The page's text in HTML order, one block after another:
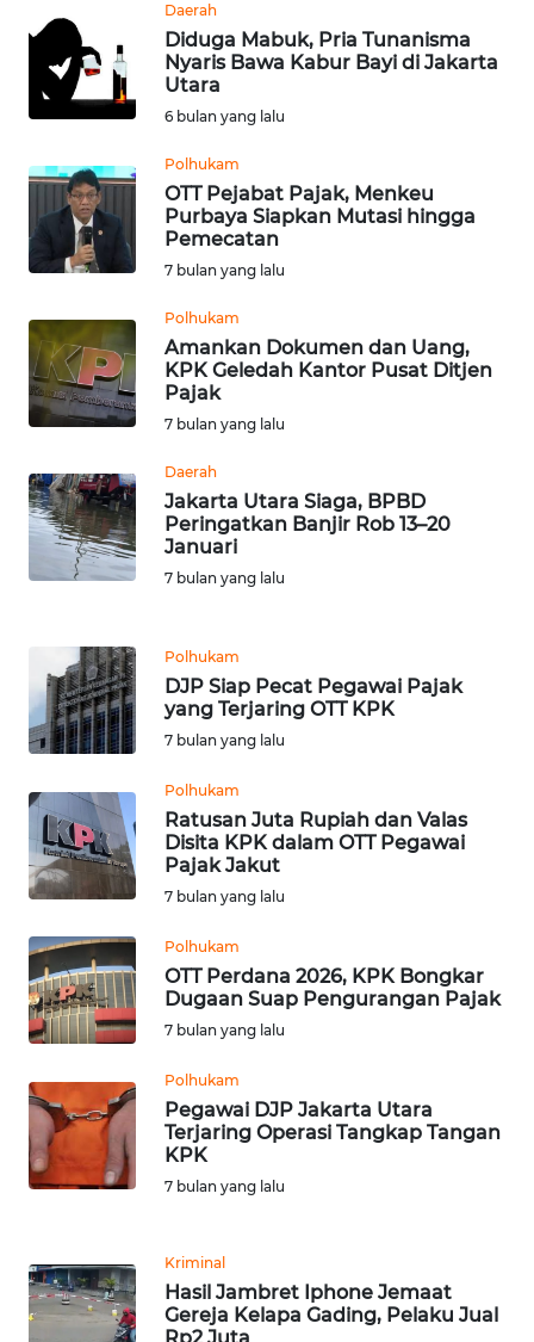
Daerah
Diduga Mabuk, Pria Tunanisma
Nyaris Bawa Kabur Bayi di Jakarta
Utara
6 bulan yang lalu
Polhukam
OTT Pejabat Pajak, Menkeu
Purbaya Siapkan Mutasi hingga
Pemecatan
7 bulan yang lalu
Polhukam
Amankan Dokumen dan Uang,
KPK Geledah Kantor Pusat Ditjen
Pajak
7 bulan yang lalu
Daerah
Jakarta Utara Siaga, BPBD
Peringatkan Banjir Rob 13–20
Januari
7 bulan yang lalu
Polhukam
DJP Siap Pecat Pegawai Pajak
yang Terjaring OTT KPK
7 bulan yang lalu
Polhukam
Ratusan Juta Rupiah dan Valas
Disita KPK dalam OTT Pegawai
Pajak Jakut
7 bulan yang lalu
Polhukam
OTT Perdana 2026, KPK Bongkar
Dugaan Suap Pengurangan Pajak
7 bulan yang lalu
Polhukam
Pegawai DJP Jakarta Utara
Terjaring Operasi Tangkap Tangan
KPK
7 bulan yang lalu
Kriminal
Hasil Jambret Iphone Jemaat
Gereja Kelapa Gading, Pelaku Jual
WN
NTB
WN
SULTENG
WN
SULBAR
WN
BABEL
WN
WN
SUMSEL
WN
LAMPUNG
JATENG
WN
NUSANTARA
WN
JOGJA
WN
WN
BALI
WN
KALTENG